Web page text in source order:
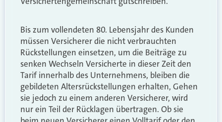
Bis zum vollendeten 80. Lebensjahr des Kunden
müssen Versicherer die nicht verbrauchten
Rückstellungen einsetzen, um die Beiträge zu
senken Wechseln Versicherte in dieser Zeit den
Tarif innerhalb des Unternehmens, bleiben die
gebildeten Altersrückstellungen erhalten, Gehen
sie jedoch zu einem anderen Versicherer, wird
nur ein Teil der Rücklagen übertragen. Ob sie